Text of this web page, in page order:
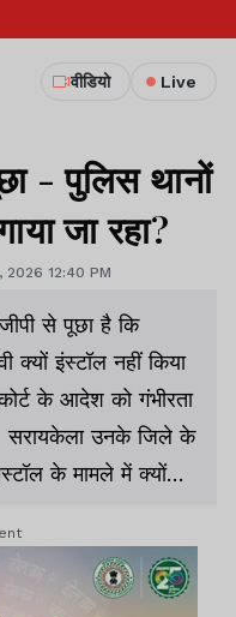
वीडियो Live
- पुलिस थानों
जा रहा?
2026 12:40 PM
से पूछा है कि
क्यों इंस्टॉल नहीं किया
के आदेश को गंभीरता
सरायकेला उनके जिले के
के मामले में क्यों